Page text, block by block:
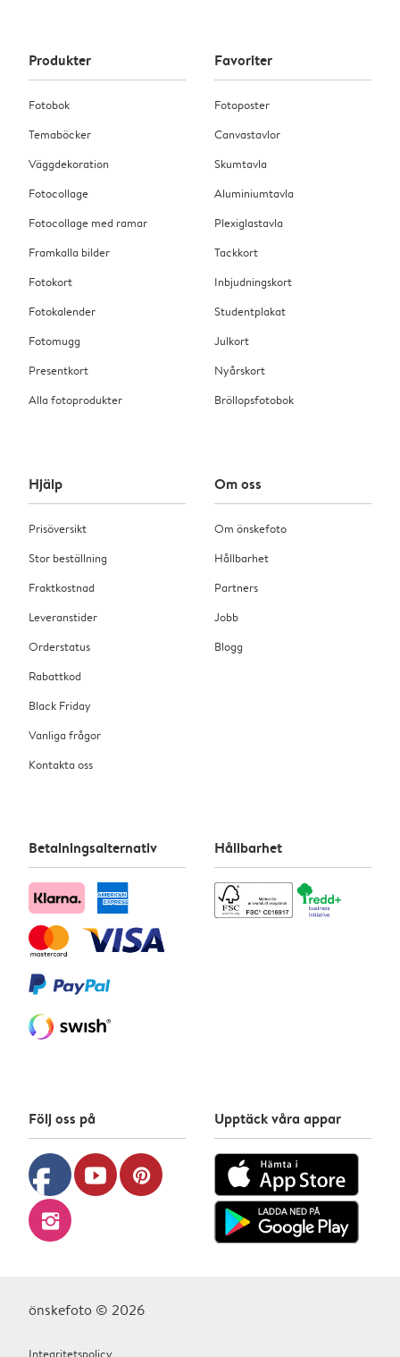
Produkter
Fotobok
Temaböcker
Väggdekoration
Fotocollage
Fotocollage med ramar
Framkalla bilder
Fotokort
Fotokalender
Fotomugg
Presentkort
Alla fotoprodukter
Favoriter
Fotoposter
Canvastavlor
Skumtavla
Aluminiumtavla
Plexiglastavla
Tackkort
Inbjudningskort
Studentplakat
Julkort
Nyårskort
Bröllopsfotobok
Hjälp
Prisöversikt
Stor beställning
Fraktkostnad
Leveranstider
Orderstatus
Rabattkod
Black Friday
Vanliga frågor
Kontakta oss
Om oss
Om önskefoto
Hållbarhet
Partners
Jobb
Blogg
Betalningsalternativ Hållbarhet
Följ oss på
facebook youtube pinterest
instagram
Upptäck våra appar
önskefoto © 2026
Integritetspolicy